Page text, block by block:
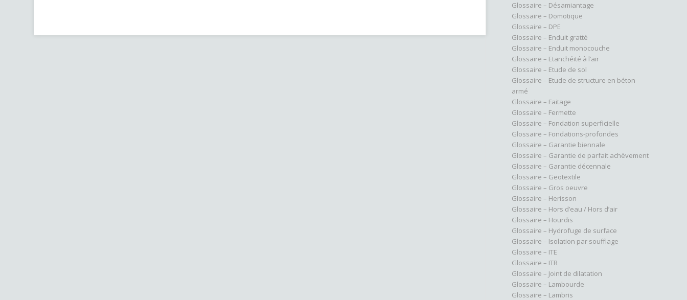
Glossaire – Désamiantage
Glossaire – Domotique
Glossaire – DPE
Glossaire – Enduit gratté
Glossaire – Enduit monocouche
Glossaire – Etanchéité à l’air
Glossaire – Etude de sol
Glossaire – Etude de structure en béton
armé
Glossaire – Faitage
Glossaire – Fermette
Glossaire – Fondation superficielle
Glossaire – Fondations-profondes
Glossaire – Garantie biennale
Glossaire – Garantie de parfait achèvement
Glossaire – Garantie décennale
Glossaire – Geotextile
Glossaire – Gros oeuvre
Glossaire – Herisson
Glossaire – Hors d’eau / Hors d’air
Glossaire – Hourdis
Glossaire – Hydrofuge de surface
Glossaire – Isolation par soufflage
Glossaire – ITE
Glossaire – ITR
Glossaire – Joint de dilatation
Glossaire – Lambourde
Glossaire – Lambris